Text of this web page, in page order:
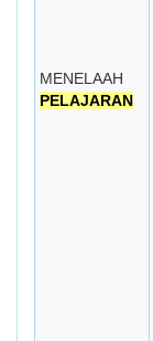
MENELAAH
PELAJARAN